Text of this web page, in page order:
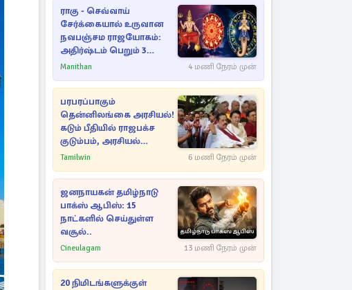
ராகு - செவ்வாய்
சேர்க்கையால் உருவான
நவபஞ்சம ராஜயோகம்:
அதிர்ஷ்டம் பெறும் 3
ராசிகள்!
Manithan 4 மணி நேரம் முன்
பரபரப்பாகும்
தென்னிலங்கை அரசியல்!
கடும் பீதியில் ராஜபக்ச
குடும்பம், அரசியல்
நட்புகள்
Tamilwin 6 மணி நேரம் முன்
ஜனநாயகன் தமிழ்நாடு
பாக்ஸ் ஆபிஸ்: 15
நாட்களில் செய்துள்ள
வசூல்..
Cineulagam 13 மணி நேரம் முன்
20 நிமிடங்களுக்குள்